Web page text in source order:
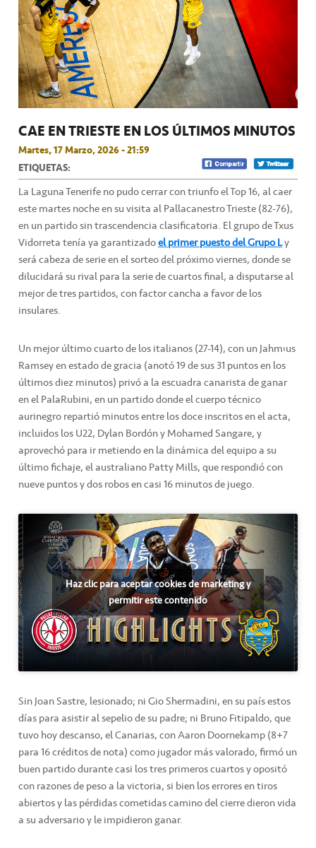
CAE EN TRIESTE EN LOS ÚLTIMOS MINUTOS
Martes, 17 Marzo, 2026 - 21:59
ETIQUETAS:
La Laguna Tenerife no pudo cerrar con triunfo el Top 16, al caer
este martes noche en su visita al Pallacanestro Trieste (82-76),
en un partido sin trascendencia clasificatoria. El grupo de Txus
Vidorreta tenía ya garantizadoel primer puesto del Grupo Ly
será cabeza de serie en el sorteo del próximo viernes, donde se
dilucidará su rival para la serie de cuartos final, a disputarse al
mejor de tres partidos, con factor cancha a favor de los
insulares.
Un mejor último cuarto de los italianos (27-14), con un Jahm’us
Ramsey en estado de gracia (anotó 19 de sus 31 puntos en los
últimos diez minutos) privó a la escuadra canarista de ganar
en el PalaRubini, en un partido donde el cuerpo técnico
aurinegro repartió minutos entre los doce inscritos en el acta,
incluidos los U22, Dylan Bordón y Mohamed Sangare, y
aprovechó para ir metiendo en la dinámica del equipo a su
último fichaje, el australiano Patty Mills, que respondió con
nueve puntos y dos robos en casi 16 minutos de juego.
Haz clic para aceptar cookies de marketing y
permitir este contenido
Sin Joan Sastre, lesionado; ni Gio Shermadini, en su país estos
días para asistir al sepelio de su padre; ni Bruno Fitipaldo, que
tuvo hoy descanso, el Canarias, con Aaron Doornekamp (8+7
para 16 créditos de nota) como jugador más valorado, firmó un
buen partido durante casi los tres primeros cuartos y opositó
con razones de peso a la victoria, si bien los errores en tiros
abiertos y las pérdidas cometidas camino del cierre dieron vida
a su adversario y le impidieron ganar.